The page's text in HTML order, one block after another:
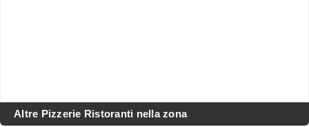
Altre Pizzerie Ristoranti nella zona